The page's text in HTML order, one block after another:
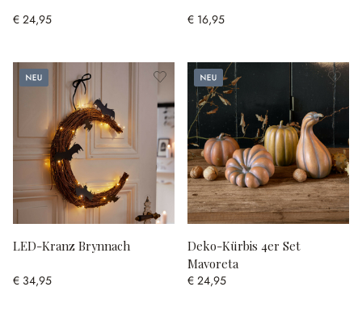
€ 24,95 € 16,95
Neu
LED-Kranz Brynnach
€ 34,95
Neu
Deko-Kürbis 4er Set
Mavoreta
€ 24,95